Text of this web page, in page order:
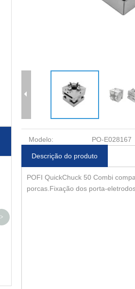
Mandril Pneumático CNC 9
EM 1 D100 ER-035519 ER-
>
Modelo: PO-E028167
Descrição do produto
POFI QuickChuck 50 Combi
porcas.Fixação dos porta-